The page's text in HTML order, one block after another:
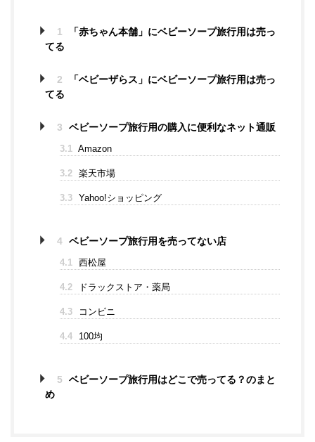
1
「赤ちゃん本舗」にベビーソープ旅行用は売っ
てる
2
「ベビーザらス」にベビーソープ旅行用は売っ
てる
3 ベビーソープ旅行用の購入に便利なネット通販
3.1 Amazon
3.2 楽天市場
3.3 Yahoo!ショッピング
4 ベビーソープ旅行用を売ってない店
4.1 西松屋
4.2 ドラックストア・薬局
4.3 コンビニ
4.4 100均
5
ベビーソープ旅行用はどこで売ってる？のまと
め